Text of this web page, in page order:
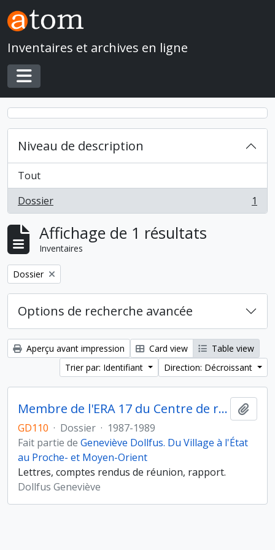
Skip to main content
Inventaires et archives en ligne
Toggle navigation
Niveau de description
Tout
Dossier
, 1 résultats 1
Affichage de 1 résultats
Inventaires
Remove filter:
Dossier
Options de recherche avancée
Aperçu avant impression Card view
Table view
Trier par: Identifiant
Direction: Décroissant
Membre de l'ERA 17 du Centre de recherches archéologiques (CNRS)
GD110 · Dossier · 1987-1989
Fait partie de Geneviève Dollfus. Du Village à l'État
au Proche- et Moyen-Orient
Lettres, comptes rendus de réunion, rapport.
Dollfus Geneviève